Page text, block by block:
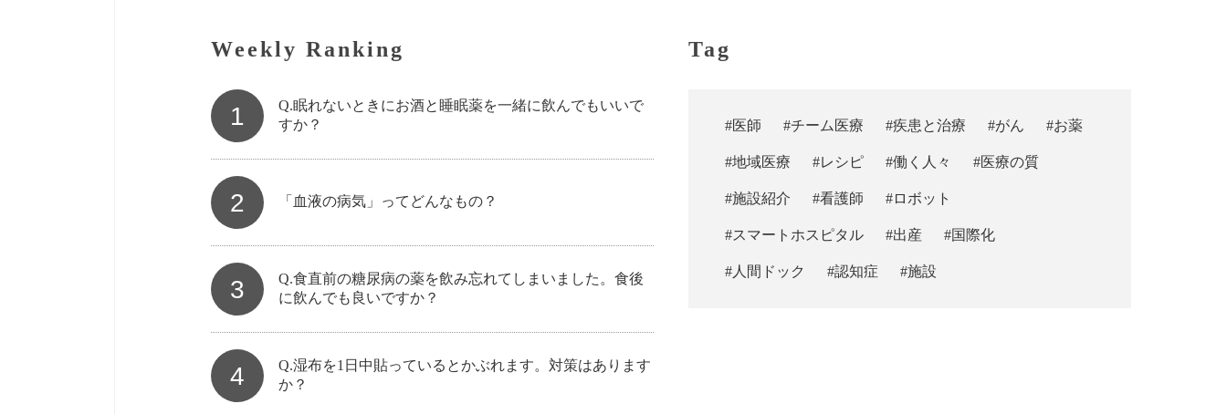
Weekly Ranking
1
Q.眠れないときにお酒と睡眠薬を一緒に飲んでもいいで
すか？
2 「血液の病気」ってどんなもの？
3
Q.食直前の糖尿病の薬を飲み忘れてしまいました。食後
に飲んでも良いですか？
4
Q.湿布を1日中貼っているとかぶれます。対策はあります
か？
Tag
#医師 #チーム医療 #疾患と治療 #がん #お薬
#地域医療 #レシピ #働く人々 #医療の質
#施設紹介 #看護師 #ロボット
#スマートホスピタル #出産 #国際化
#人間ドック #認知症 #施設